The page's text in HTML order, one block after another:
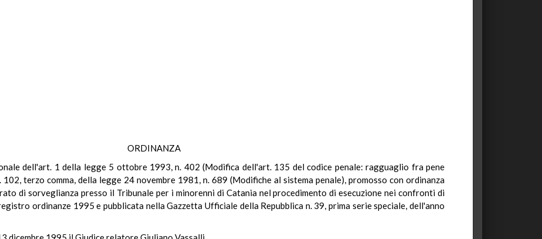
ORDINANZA
dell'art. 1 della legge 5 ottobre 1993, n. 402 (Modifica dell'art. 135 del codice penale: ragguaglio fra pene
terzo comma, della legge 24 novembre 1981, n. 689 (Modifiche al sistema penale), promosso con ordinanza
di sorveglianza presso il Tribunale per i minorenni di Catania nel procedimento di esecuzione nei confronti di
ordinanze 1995 e pubblicata nella Gazzetta Ufficiale della Repubblica n. 39, prima serie speciale, dell'anno